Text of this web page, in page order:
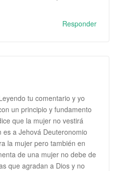
Responder
tu comentario y yo
un principio y fundamento
que la mujer no vestirá
a Jehová Deuteronomio
la mujer pero también en
de una mujer no debe de
que agradan a Dios y no